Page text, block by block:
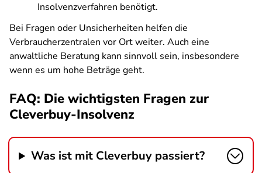
Insolvenzverfahren benötigt.
Bei Fragen oder Unsicherheiten helfen die
Verbraucherzentralen vor Ort weiter. Auch eine
anwaltliche Beratung kann sinnvoll sein, insbesondere
wenn es um hohe Beträge geht.
FAQ: Die wichtigsten Fragen zur
Cleverbuy-Insolvenz
Was ist mit Cleverbuy passiert?